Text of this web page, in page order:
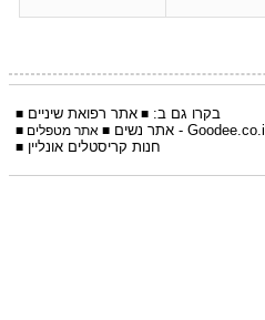
בקרו גם ב: ■ אתר רפואת שיניים ■
Goodee.co.il - אתר נשים ■ אתר מטפלים ■
חנות קריסטלים אונליין ■